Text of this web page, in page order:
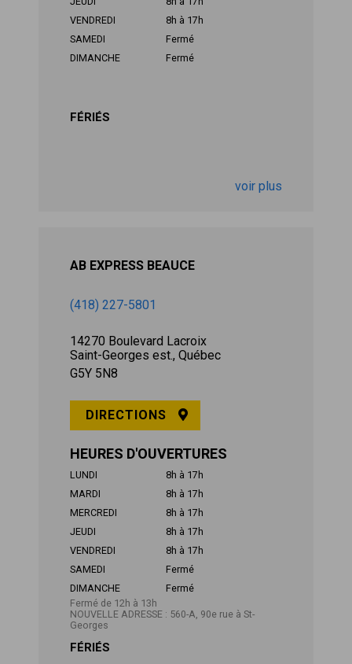
VENDREDI
8h à 17h
SAMEDI
Fermé
DIMANCHE
Fermé
FÉRIÉS
voir plus
AB EXPRESS BEAUCE
(418) 227-5801
14270 Boulevard Lacroix
Saint-Georges est., Québec
G5Y 5N8
DIRECTIONS
HEURES D'OUVERTURES
LUNDI
8h à 17h
MARDI
8h à 17h
MERCREDI
8h à 17h
JEUDI
8h à 17h
VENDREDI
8h à 17h
SAMEDI
Fermé
DIMANCHE
Fermé
Fermé de 12h à 13h
NOUVELLE ADRESSE : 560-A, 90e rue à St-
Georges
FÉRIÉS